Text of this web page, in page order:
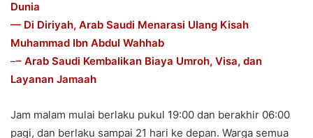
Dunia
— Di Diriyah, Arab Saudi Menarasi Ulang Kisah
Muhammad Ibn Abdul Wahhab
–– Arab Saudi Kembalikan Biaya Umroh, Visa, dan
Layanan Jamaah
Jam malam mulai berlaku pukul 19:00 dan berakhir 06:00
pagi, dan berlaku sampai 21 hari ke depan. Warga semua